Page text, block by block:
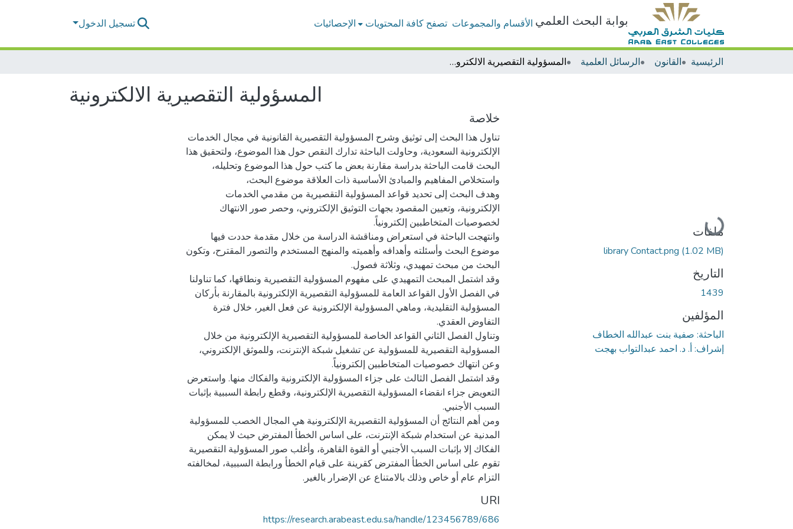
بوابة البحث العلمي الأقسام والمجموعات تصفح كافة المحتويات الإحصائيات تسجيل الدخول
الرئيسية القانون الرسائل العلمية المسؤولية التقصيرية الالكترونية
المسؤولية التقصيرية الالكترونية
جاري التحميل...
ملفات
library Contact.png (1.02 MB)
التاريخ
1439
المؤلفين
الباحثة: صفية بنت عبدالله الخطاف
إشراف: أ. د. احمد عبدالتواب بهجت
خلاصة
تناول هذا البحث إلى توثيق وشرح المسؤولية التقصيرية القانونية في مجال الخدمات
الإلكترونية السعودية، وحاولت الباحثة تدارك النقص حول هذا الموضوع، ولتحقيق هذا
البحث قامت الباحثة بدراسة مقارنة بعض ما كتب حول هذا الموضوع وتحليله،
وهدف البحث إلى تحديد قواعد المسؤولية التقصيرية من مقدمي الخدمات
الإلكترونية، وتعيين المقصود بجهات التوثيق الإلكتروني، وحصر صور الانتهاك
وانتهجت الباحثة في استعراض ومناقشة الدراسة من خلال مقدمة حددت فيها
موضوع البحث وأسئلته وأهدافه وأهميته والمنهج المستخدم والتصور المقترح، وتكون
وقد اشتمل المبحث التمهيدي على مفهوم المسؤولية التقصيرية ونطاقها، كما تناولنا
في الفصل الأول القواعد العامة للمسؤولية التقصيرية الإلكترونية بالمقارنة بأركان
المسؤولية التقليدية، وماهي المسؤولية الإلكترونية عن فعل الغير، خلال فترة
وتناول الفصل الثاني القواعد الخاصة للمسؤولية التقصيرية الإلكترونية من خلال
المسؤولية التقصيرية للمسؤولية عن تشغيل شبكة الإنترنت، وللموثق الإلكتروني،
وقد اشتمل الفصل الثالث على جزاء المسؤولية الإلكترونية والفكاك منها. واستعرض
التعويض جزاء انقضاء المسؤولية التقصيرية الإلكترونية، وقطع رابطة السببية بإثبات
ومن أهم النتائج أن المسؤولية التقصيرية الإلكترونية هي المجال الخصب للمسؤولية
المدنية عن استخدام شبكة الإنترنت، على اساس الخطأ المفترض حيث لا يمكن
الفكاك إلا بإثبات السبب الأجنبي أو القوة القاهرة، وأغلب صور المسؤولية التقصيرية
تقوم على اساس الخطأ المفترض كقرينة على قيام الخطأ ورابطة السببية، لمخالفته
التزام عام أو خاص وذلك بالامتناع عن الإضرار بالغير.
URI
https://research.arabeast.edu.sa/handle/123456789/686